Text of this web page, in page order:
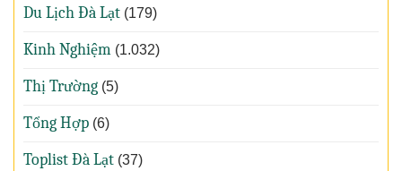
Du Lịch Đà Lạt (179)
Kinh Nghiệm (1.032)
Thị Trường (5)
Tổng Hợp (6)
Toplist Đà Lạt (37)